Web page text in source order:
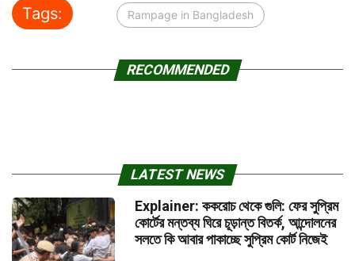
Tags: Rampage in Bangladesh
RECOMMENDED
LATEST NEWS
Explainer: ককরোচ থেকে গুলি: ফের সুপ্রিম
কোর্টের মন্তব্য ঘিরে চূড়ান্ত বিতর্ক, আন্দোলনের
সলতে কি আবার পাকাচ্ছে সুপ্রিম কোর্ট নিজেই